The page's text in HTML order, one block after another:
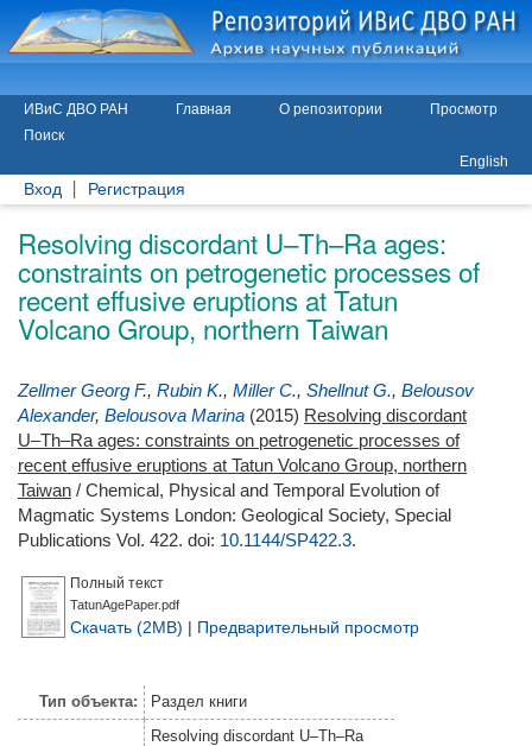
ИВиС ДВО РАН Главная О репозитории
Просмотр
Поиск
English
Вход Регистрация
Resolving discordant U–Th–Ra ages:
constraints on petrogenetic processes of
recent effusive eruptions at Tatun
Volcano Group, northern Taiwan
Zellmer Georg F., Rubin K., Miller C., Shellnut G., Belousov
Alexander, Belousova Marina (2015) Resolving discordant
U–Th–Ra ages: constraints on petrogenetic processes of
recent effusive eruptions at Tatun Volcano Group, northern
Taiwan / Chemical, Physical and Temporal Evolution of
Magmatic Systems London: Geological Society, Special
Publications Vol. 422. doi: 10.1144/SP422.3.
Полный текст
TatunAgePaper.pdf
Скачать (2MB) | Предварительный просмотр
Тип объекта: Раздел книги
Resolving discordant U–Th–Ra